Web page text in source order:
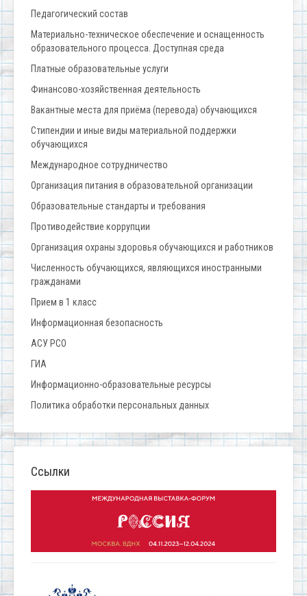
Педагогический состав
Материально-техническое обеспечение и оснащенность
образовательного процесса. Доступная среда
Платные образовательные услуги
Финансово-хозяйственная деятельность
Вакантные места для приёма (перевода) обучающихся
Стипендии и иные виды материальной поддержки
обучающихся
Международное сотрудничество
Организация питания в образовательной организации
Образовательные стандарты и требования
Противодействие коррупции
Организация охраны здоровья обучающихся и работников
Численность обучающихся, являющихся иностранными
гражданами
Прием в 1 класс
Информационная безопасность
АСУ РСО
ГИА
Информационно-образовательные ресурсы
Политика обработки персональных данных
Ссылки